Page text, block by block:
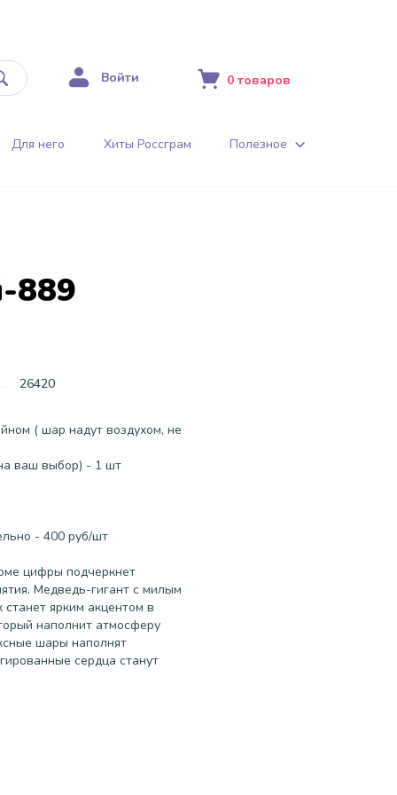
Войти 0 товаров
Для него Хиты Россграм Полезное
889
26420
( шар надут воздухом, не
ваш выбор) - 1 шт
- 400 руб/шт
цифры подчеркнет
Медведь-гигант с милым
ярким акцентом в
наполнит атмосферу
шары наполнят
сердца станут